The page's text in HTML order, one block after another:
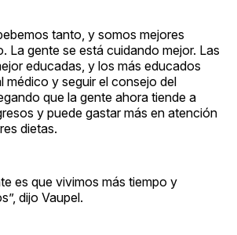
tanto, y somos mejores
La gente se está cuidando mejor. Las
educadas, y los más educados
médico y seguir el consejo del
que la gente ahora tiende a
y puede gastar más en atención
dietas.
es que vivimos más tiempo y
dijo Vaupel.